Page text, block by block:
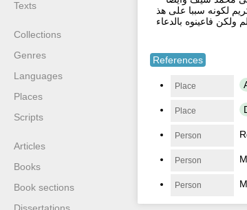
Texts
Collections
Genres
Languages
Places
Scripts
Articles
Books
Book sections
لكونه سببا على هذ
فاعينوه بالدعاء
References
Place
Place
Person
Person
Person